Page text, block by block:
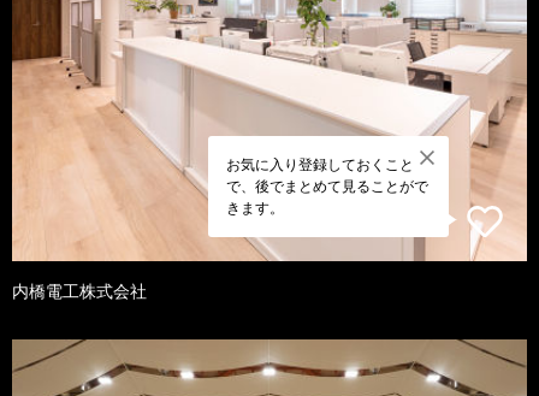
お気に入り登録しておくこと
で、後でまとめて見ることがで
きます。
内橋電工株式会社